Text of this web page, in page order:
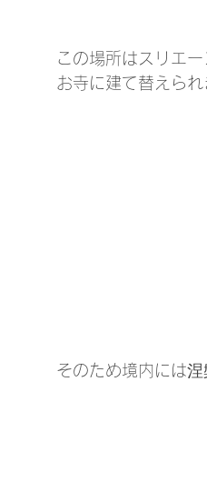
この場所はスリエ
お寺に建て替えら
そのため境内には